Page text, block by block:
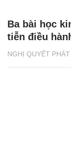
NGHỊ QUYẾT
Ba bài học
tiễn điều